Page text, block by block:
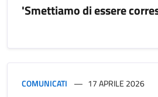
'Smettiamo di essere
COMUNICATI 17 APRILE 2026